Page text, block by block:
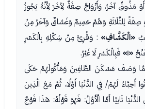
مَذُوقٌ آخَرُ، وَأَزْوَاجٌ صِفَةٌ لِآخَرَ لِأَنَّهُ يَجُوزُ
صِفَةً لِلثَّلَاثَةِ وَهُمْ حَمِيمٌ وَغَسَّاقٌ وَآخَرُ مِنْ
«الْكَشَّافِ» : وَقُرِئَ مِنْ شِكْلِهِ بِالْكَسْرِ
«١»
فَبِالْكَسْرِ لَا غَيْرُ.
لَمَّا وَصَفَ مَسْكَنَ الطَّاغِينَ وَمَأْكُولَهُمْ حَكَى
أَحِبَّاءً لَهُمْ/ فِي الدُّنْيَا أَوَّلًا، ثُمَّ مَعَ الَّذِينَ
الدُّنْيَا ثَانِيًا أَمَّا الْأَوَّلُ: فَهُوَ قَوْلُهُ: هَذَا فَوْجٌ